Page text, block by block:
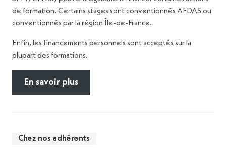
de formation. Certains stages sont conventionnés AFDAS ou
conventionnés par la région Île-de-France.
Enfin, les financements personnels sont acceptés sur la
plupart des formations.
En savoir plus
Chez nos adhérents